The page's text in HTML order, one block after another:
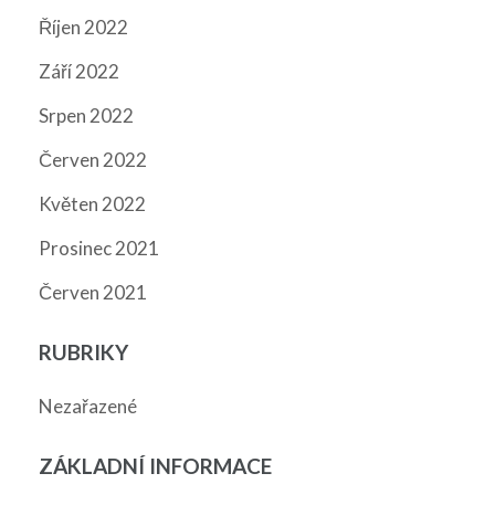
Říjen 2022
Září 2022
Srpen 2022
Červen 2022
Květen 2022
Prosinec 2021
Červen 2021
RUBRIKY
Nezařazené
ZÁKLADNÍ INFORMACE